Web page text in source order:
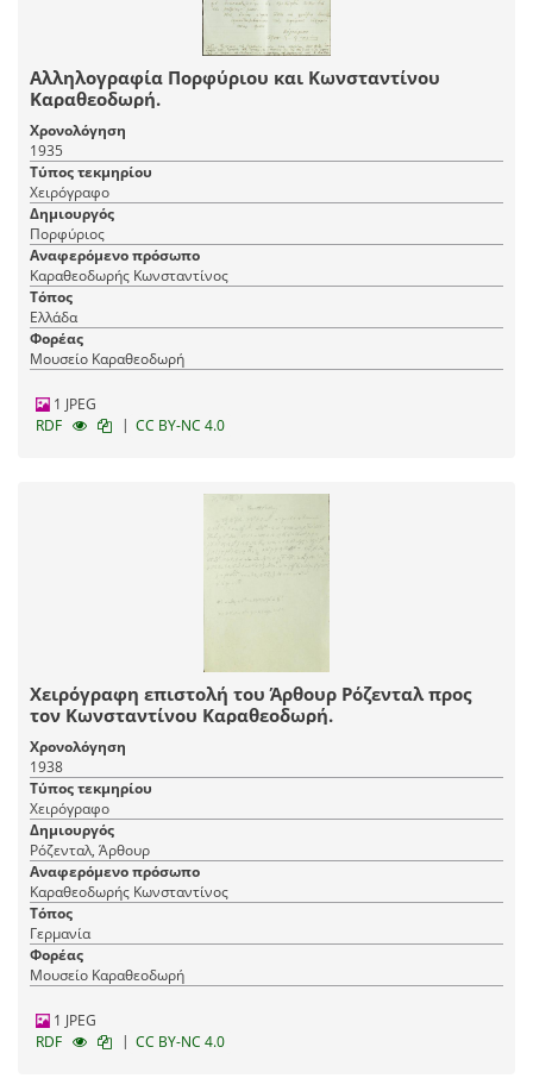
Αλληλογραφία Πορφύριου και Κωνσταντίνου
Καραθεοδωρή.
Χρονολόγηση
1935
Τύπος τεκμηρίου
Χειρόγραφο
Δημιουργός
Πορφύριος
Αναφερόμενο πρόσωπο
Καραθεοδωρής Κωνσταντίνος
Τόπος
Ελλάδα
Φορέας
Μουσείο Καραθεοδωρή
1 JPEG
RDF
| CC BY-NC 4.0
Χειρόγραφη επιστολή του Άρθουρ Ρόζενταλ προς
τον Κωνσταντίνου Καραθεοδωρή.
Χρονολόγηση
1938
Τύπος τεκμηρίου
Χειρόγραφο
Δημιουργός
Ρόζενταλ, Άρθουρ
Αναφερόμενο πρόσωπο
Καραθεοδωρής Κωνσταντίνος
Τόπος
Γερμανία
Φορέας
Μουσείο Καραθεοδωρή
1 JPEG
RDF
| CC BY-NC 4.0